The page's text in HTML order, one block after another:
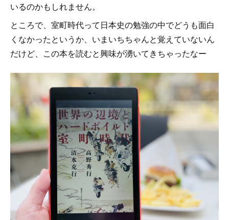
いるのかもしれません。
ところで、室町時代って日本史の勉強の中でどうも面白
くなかったというか、いまいちちゃんと覚えていないん
だけど、この本を読むと興味が湧いてきちゃったなー